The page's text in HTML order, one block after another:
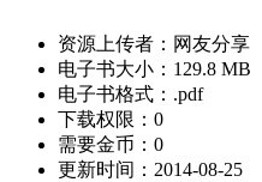
资源上传者： 网友分享
电子书大小： 129.8 MB
电子书格式： .pdf
下载权限： 0
需要金币： 0
更新时间： 2014-08-25